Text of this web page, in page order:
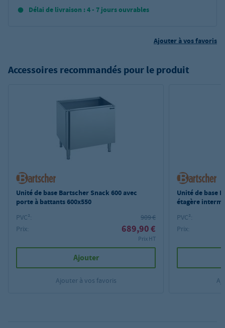
Délai de livraison : 4 - 7 jours ouvrables
Ajouter à vos favoris
Accessoires recommandés pour le produit
Unité de base Bartscher Snack 600 avec
porte à battants 600x550
PVC²:
909 €
Prix:
689,90 €
Prix HT
Ajouter
Ajouter à vos favoris
Unité de base
étagère
PVC²:
Prix: